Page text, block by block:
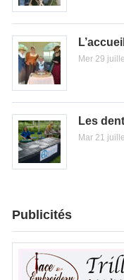
Mer 29
Les
Mar 21
Publicités